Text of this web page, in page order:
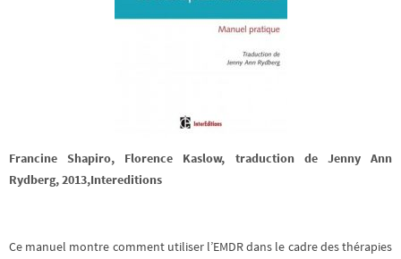
Francine Shapiro, Florence Kaslow, traduction de Jenny Ann
Rydberg, 2013,Intereditions
Ce manuel montre comment utiliser l’EMDR dans le cadre des thérapies